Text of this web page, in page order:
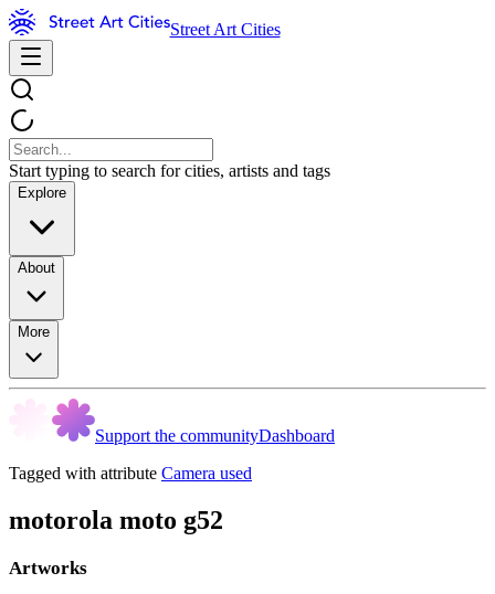
Street Art Cities
Start typing to search for cities, artists and tags
Explore
About
More
Support the communityDashboard
Tagged with attribute Camera used
motorola moto g52
Artworks